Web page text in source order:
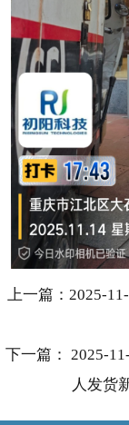
上一篇：2025-
下一篇： 2025-
人发货